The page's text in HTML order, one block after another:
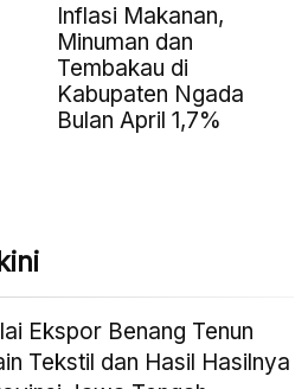
Inflasi Makanan,
Minuman dan
Tembakau di
Kabupaten Ngada
Bulan April 1,7%
Ekspor Benang Tenun
Tekstil dan Hasil Hasilnya